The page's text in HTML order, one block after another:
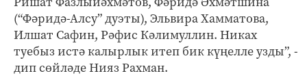
(“Фәридә-Алсу” дуэты), Эльвира Хамматова,
Илшат Сафин, Рәфис Кәлимуллин. Никах
туебыз истә калырлык итеп бик күңелле узды”, -
дип сөйләде Нияз Рахман.